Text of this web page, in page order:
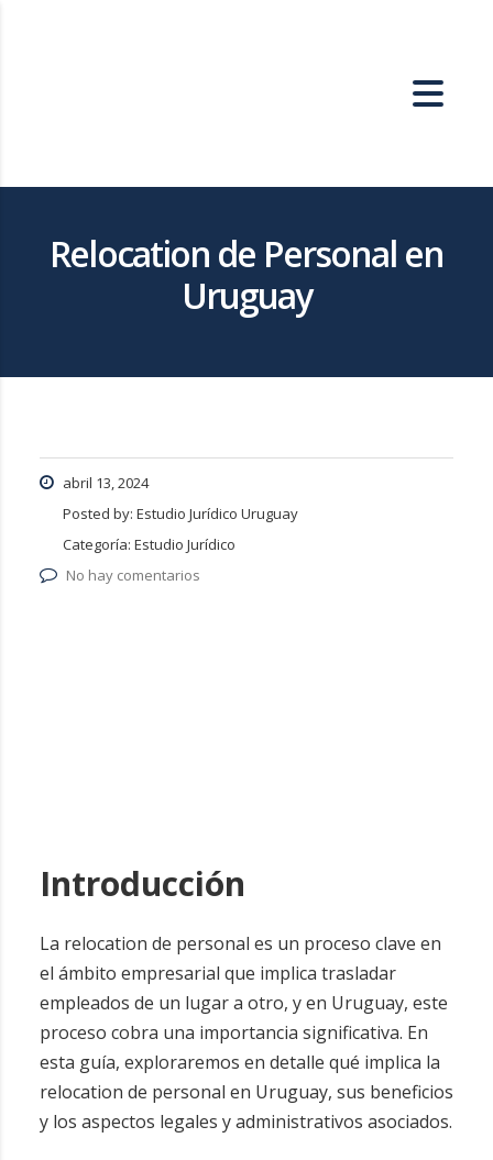
Relocation de Personal en
Uruguay
abril 13, 2024
Posted by: Estudio Jurídico Uruguay
Categoría: Estudio Jurídico
No hay comentarios
Introducción
La relocation de personal es un proceso clave en
el ámbito empresarial que implica trasladar
empleados de un lugar a otro, y en Uruguay, este
proceso cobra una importancia significativa. En
esta guía, exploraremos en detalle qué implica la
relocation de personal en Uruguay, sus beneficios
y los aspectos legales y administrativos asociados.